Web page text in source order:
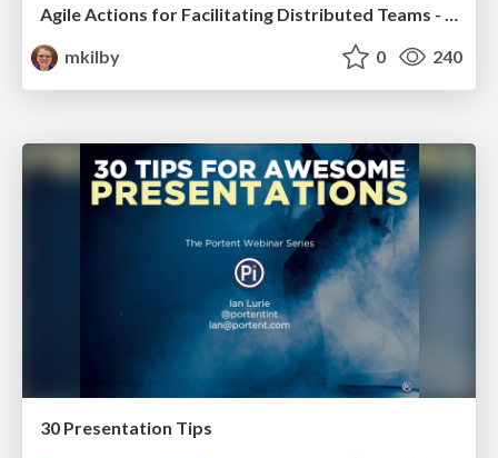
Agile Actions for Facilitating Distributed Teams - ADO2019
mkilby
0 240
30 Presentation Tips